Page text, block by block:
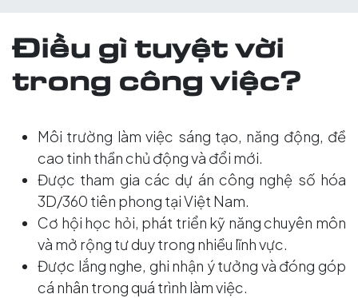
Điều gì tuyệt vời
trong công việc?
Môi trường làm việc sáng tạo, năng động, đề
cao tinh thần chủ động và đổi mới.
Được tham gia các dự án công nghệ số hóa
3D/360 tiên phong tại Việt Nam.
Cơ hội học hỏi, phát triển kỹ năng chuyên môn
và mở rộng tư duy trong nhiều lĩnh vực.
Được lắng nghe, ghi nhận ý tưởng và đóng góp
cá nhân trong quá trình làm việc.